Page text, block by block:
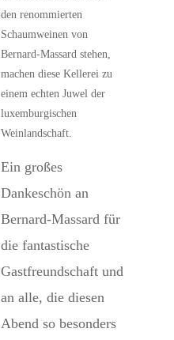
den renommierten
Schaumweinen von
Bernard-Massard stehen,
machen diese Kellerei zu
einem echten Juwel der
luxemburgischen
Weinlandschaft.
Ein großes
Dankeschön an
Bernard-Massard für
die fantastische
Gastfreundschaft und
an alle, die diesen
Abend so besonders